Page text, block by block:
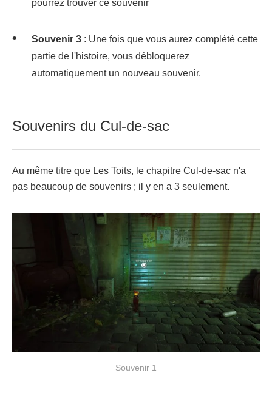
pourrez trouver ce souvenir
Souvenir 3 : Une fois que vous aurez complété cette
partie de l'histoire, vous débloquerez
automatiquement un nouveau souvenir.
Souvenirs du Cul-de-sac
Au même titre que Les Toits, le chapitre Cul-de-sac n'a
pas beaucoup de souvenirs ; il y en a 3 seulement.
Souvenir 1